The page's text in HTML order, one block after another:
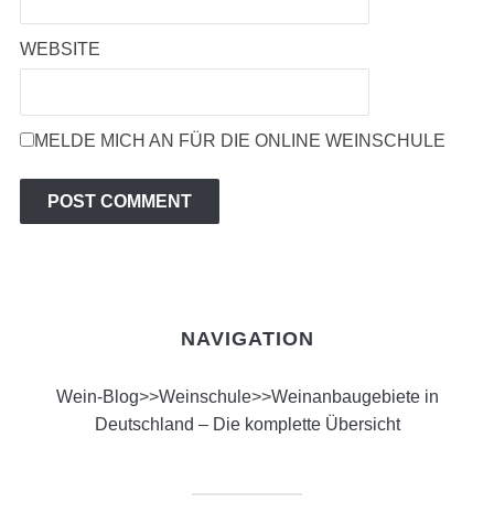
WEBSITE
MELDE MICH AN FÜR DIE ONLINE WEINSCHULE
NAVIGATION
Wein-Blog>>Weinschule>>Weinanbaugebiete in
Deutschland – Die komplette Übersicht